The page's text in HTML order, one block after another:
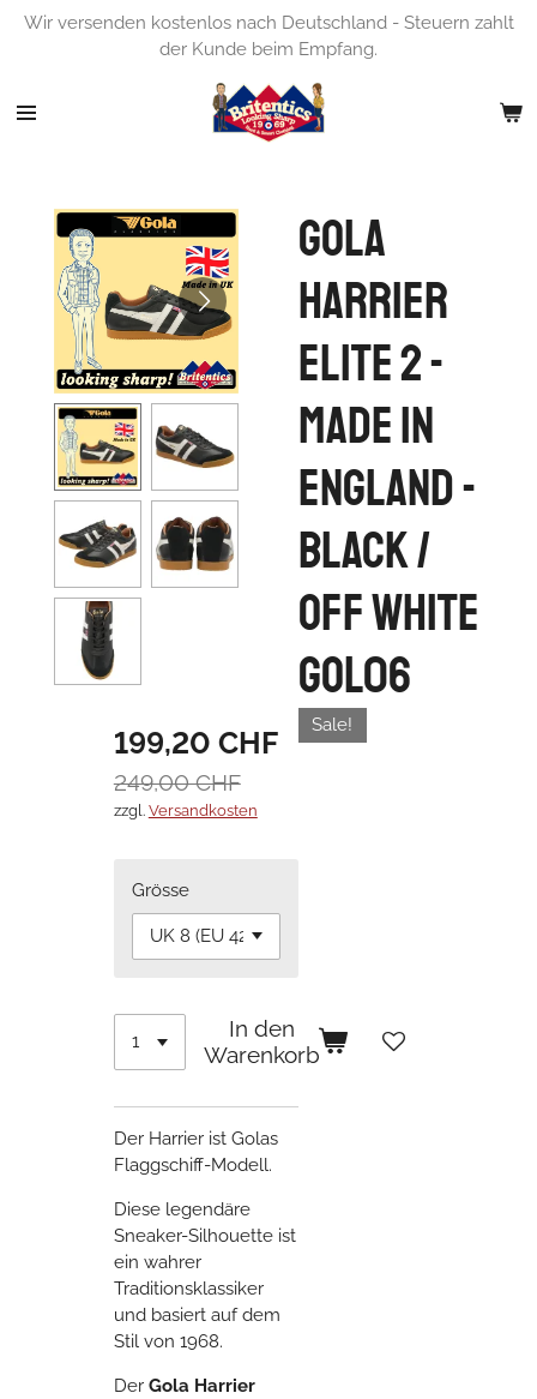
Zum
Wir versenden kostenlos nach Deutschland - Steuern zahlt
der Kunde beim Empfang.
Gola
Harrier
Elite 2 -
Made in
England -
Black /
Off White
GOL06
Sale!
199,20 CHF
249,00 CHF
zzgl. Versandkosten
Grösse
In den
Warenkorb
Der Harrier ist Golas
Flaggschiff-Modell.
Diese legendäre
Sneaker-Silhouette ist
ein wahrer
Traditionsklassiker
und basiert auf dem
Stil von 1968.
Der Gola Harrier